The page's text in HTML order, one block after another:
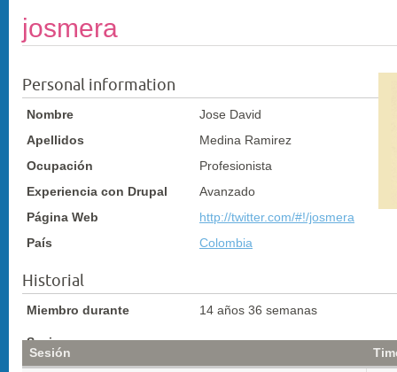
josmera
Personal information
Nombre
Jose David
Apellidos
Medina Ramirez
Ocupación
Profesionista
Experiencia con Drupal
Avanzado
Página Web
http://twitter.com/#!/josmera
País
Colombia
Historial
Miembro durante 14 años 36 semanas
Sesiones
Sesión